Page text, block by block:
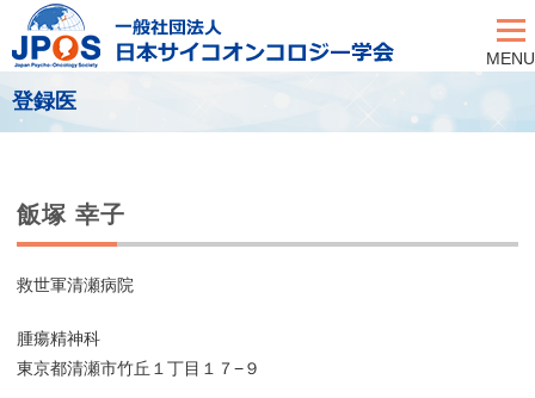
MENU
登録医
飯塚 幸子
救世軍清瀬病院
腫瘍精神科
東京都清瀬市竹丘１丁目１７−９